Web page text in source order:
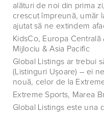
alături de noi din prima
crescut împreună, umăr
ajutat să ne extindem
KidsCo, Europa Centrală
Mijlociu & Asia Pacific
Global Listings ar trebui
(Listinguri Uşoare) – ei
nouă, celor de la
Extreme Sports, Marea
Global Listings este una